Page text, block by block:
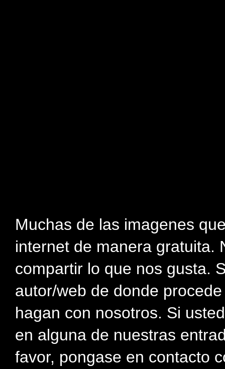
Muchas de las imagenes
internet de manera gratuita.
compartir lo que nos gusta.
autor/web de donde
hagan con nosotros. Si
en alguna de nuestras
favor, pongase en contacto